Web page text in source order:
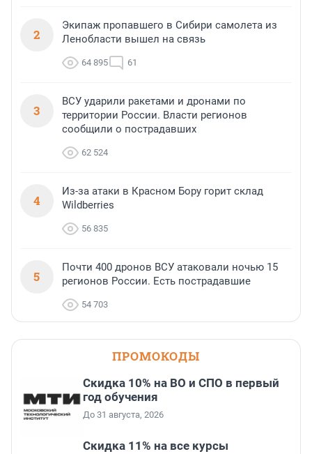
2
Экипаж пропавшего в Сибири самолета из
Ленобласти вышел на связь
64 895 61
3
ВСУ ударили ракетами и дронами по
территории России. Власти регионов
сообщили о пострадавших
62 524
4
Из-за атаки в Красном Бору горит склад
Wildberries
56 835
5
Почти 400 дронов ВСУ атаковали ночью 15
регионов России. Есть пострадавшие
54 703
ПРОМОКОДЫ
Скидка 10% на ВО и СПО в первый
год обучения
До 31 августа, 2026
Скидка 11% на все курсы